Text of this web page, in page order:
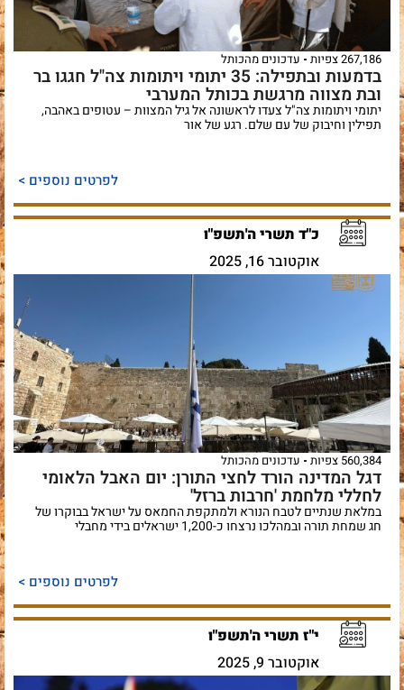
267,186 צפיות עדכונים מהכותל
בדמעות ובתפילה: 35 יתומי ויתומות צה"ל חגגו בר
ובת מצווה מרגשת בכותל המערבי
יתומי ויתומות צה"ל צעדו לראשונה אל גיל המצוות – עטופים באהבה,
תפילין וחיבוק של עם שלם. רגע של אור
לפרטים נוספים >
כ"ד תשרי ה'תשפ"ו
אוקטובר 16, 2025
560,384 צפיות עדכונים מהכותל
דגל המדינה הורד לחצי התורן: יום האבל הלאומי
לחללי מלחמת 'חרבות ברזל'
במלאת שנתיים לטבח הנורא ולמתקפת החמאס על ישראל בבוקרו של
חג שמחת תורה ובמהלכו נרצחו כ-1,200 ישראלים בידי מחבלי
לפרטים נוספים >
י"ז תשרי ה'תשפ"ו
אוקטובר 9, 2025